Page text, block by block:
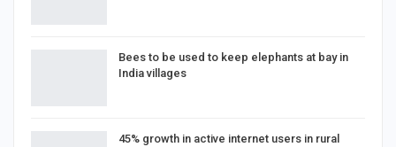
Bees to be used to keep elephants at bay in
India villages
45% growth in active internet users in rural